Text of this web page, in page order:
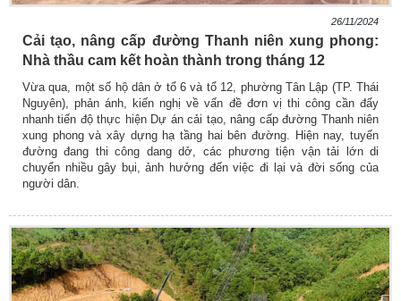
26/11/2024
Cải tạo, nâng cấp đường Thanh niên xung phong:
Nhà thầu cam kết hoàn thành trong tháng 12
Vừa qua, một số hộ dân ở tổ 6 và tổ 12, phường Tân Lập (TP. Thái
Nguyên), phản ánh, kiến nghị về vấn đề đơn vị thi công cần đẩy
nhanh tiến độ thực hiện Dự án cải tạo, nâng cấp đường Thanh niên
xung phong và xây dựng hạ tầng hai bên đường. Hiện nay, tuyến
đường đang thi công dang dở, các phương tiện vận tải lớn di
chuyển nhiều gây bụi, ảnh hưởng đến việc đi lại và đời sống của
người dân.